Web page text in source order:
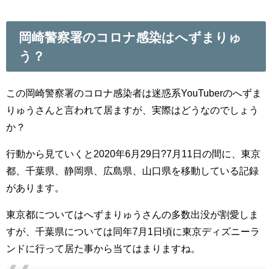
岡崎警察署のコロナ感染はへずまりゅ
う？
この岡崎警察署のコロナ感染者は迷惑系YouTuberのへずま
りゅうさんと言われて居ますが、実際はどうなのでしょう
か？
行動から見ていくと2020年6月29日?7月11日の間に、東京
都、千葉県、静岡県、広島県、山口県を移動している記録
があります。
東京都についてはへずまりゅうさんの多数出没が割愛しま
すが、千葉県については同年7月1日頃に東京ディズニーラ
ンドに行って居た事から当てはまりますね。